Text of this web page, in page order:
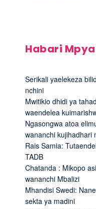
Habari Mpya
Serikali yaelekeza
nchini
Mwitikio dhidi ya
waendelea
Ngasongwa atoa
wananchi kujihadhari
Rais Samia:
TADB
Chatanda : Mikopo
wananchi Mbalizi
Mhandisi Swedi:
sekta ya madini